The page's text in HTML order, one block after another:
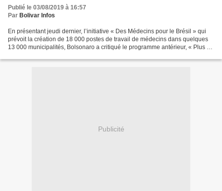
Publié le 03/08/2019 à 16:57
Par Bolivar Infos
En présentant jeudi dernier, l’initiative « Des Médecins pour le Brésil » qui
prévoit la création de 18 000 postes de travail de médecins dans quelques
13 000 municipalités, Bolsonaro a critiqué le programme antérieur, « Plus de
Publicité